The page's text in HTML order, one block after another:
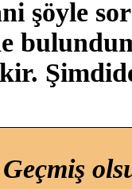
şöyle